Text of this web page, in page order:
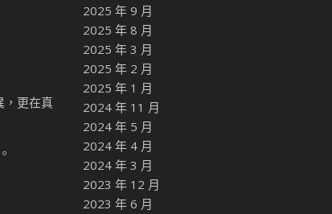
，更在真
2025 年 9 月
2025 年 8 月
2025 年 3 月
2025 年 2 月
2025 年 1 月
2024 年 11 月
2024 年 5 月
2024 年 4 月
2024 年 3 月
2023 年 12 月
2023 年 6 月